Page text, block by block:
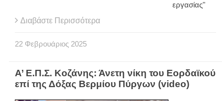
εργασίας"
Διαβάστε Περισσότερα
22 Φεβρουάριος 2025
Α’ Ε.Π.Σ. Κοζάνης: Άνετη νίκη του Εορδαϊκού
επί της Δόξας Βερμίου Πύργων (video)